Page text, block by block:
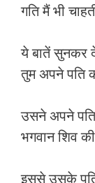
गति मैं भी
ये बातें सुनकर
तुम अपने पति
उसने अपने
भगवान शिव
इससे उसके